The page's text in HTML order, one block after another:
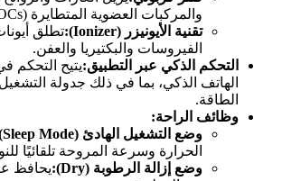
والمركبات العضوية المتطايرة (VOCs).
تقنية الأيونيزر (Ionizer):
تطلق
الفيروسات والبكتيريا والعفن.
التحكم الذكي عبر التطبيق:يتيح التحكم
الهاتف الذكي، بما في ذلك جدولة
الطاقة.
وظائف الراحة:
وضع التشغيل الهادئ (Sleep Mode):
الحرارة وسرعة المروحة تلقائيًا
وضع إزالة الرطوبة (Dry):
يحافظ